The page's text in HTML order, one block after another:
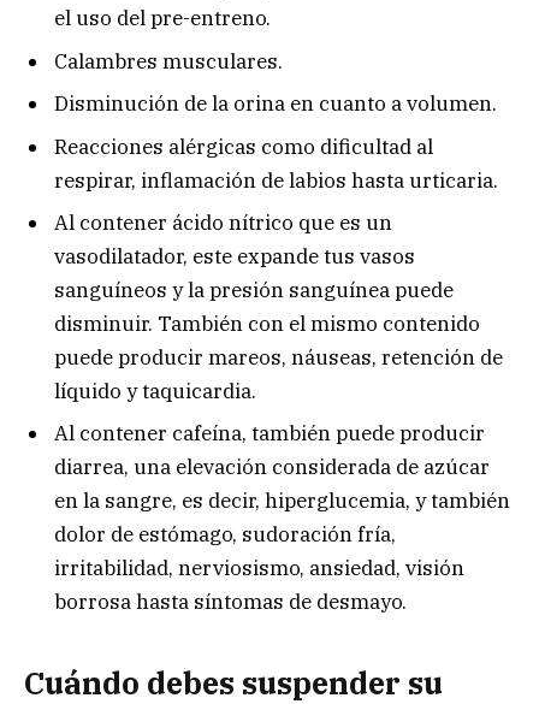
el uso del pre-entreno.
Calambres musculares.
Disminución de la orina en cuanto a volumen.
Reacciones alérgicas como dificultad al
respirar, inflamación de labios hasta urticaria.
Al contener ácido nítrico que es un
vasodilatador, este expande tus vasos
sanguíneos y la presión sanguínea puede
disminuir. También con el mismo contenido
puede producir mareos, náuseas, retención de
líquido y taquicardia.
Al contener cafeína, también puede producir
diarrea, una elevación considerada de azúcar
en la sangre, es decir, hiperglucemia, y también
dolor de estómago, sudoración fría,
irritabilidad, nerviosismo, ansiedad, visión
borrosa hasta síntomas de desmayo.
Cuándo debes suspender su